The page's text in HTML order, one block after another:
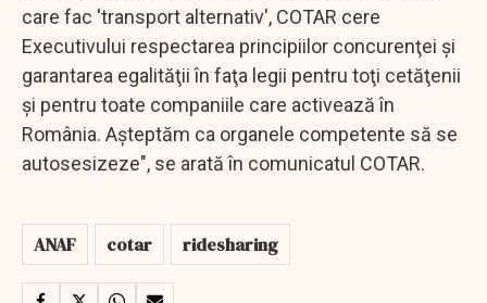
care fac 'transport alternativ', COTAR cere
Executivului respectarea principiilor concurenţei şi
garantarea egalităţii în faţa legii pentru toţi cetăţenii
şi pentru toate companiile care activează în
România. Aşteptăm ca organele competente să se
autosesizeze", se arată în comunicatul COTAR.
ANAF cotar ridesharing